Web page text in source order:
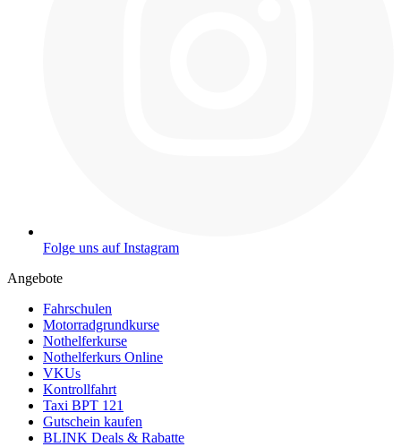
Folge uns auf Instagram
Angebote
Fahrschulen
Motorradgrundkurse
Nothelferkurse
Nothelferkurs Online
VKUs
Kontrollfahrt
Taxi BPT 121
Gutschein kaufen
BLINK Deals & Rabatte